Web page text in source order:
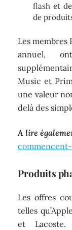
flash et
de
Les
annuel,
Music et
une valeur
delà des
A lire
Produits
Les offres
telles
et Lacoste.